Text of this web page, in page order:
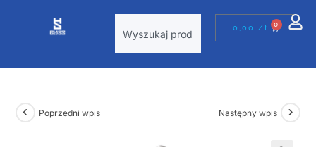
0,00ZŁ 0
Poprzedni wpis Następny wpis